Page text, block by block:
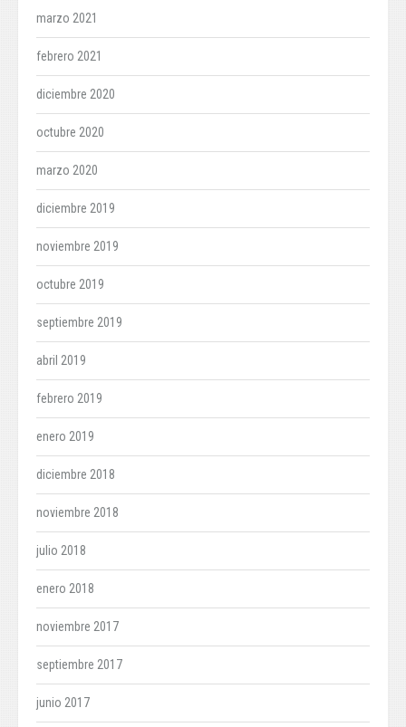
marzo 2021
febrero 2021
diciembre 2020
octubre 2020
marzo 2020
diciembre 2019
noviembre 2019
octubre 2019
septiembre 2019
abril 2019
febrero 2019
enero 2019
diciembre 2018
noviembre 2018
julio 2018
enero 2018
noviembre 2017
septiembre 2017
junio 2017